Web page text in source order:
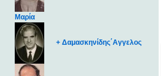
Μαρία
+ Δαμασκηνίδης΄Αγγελος